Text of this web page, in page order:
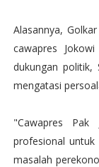
Alasannya,
cawapres
dukungan politik,
mengatasi
"Cawapres
profesional untuk
masalah